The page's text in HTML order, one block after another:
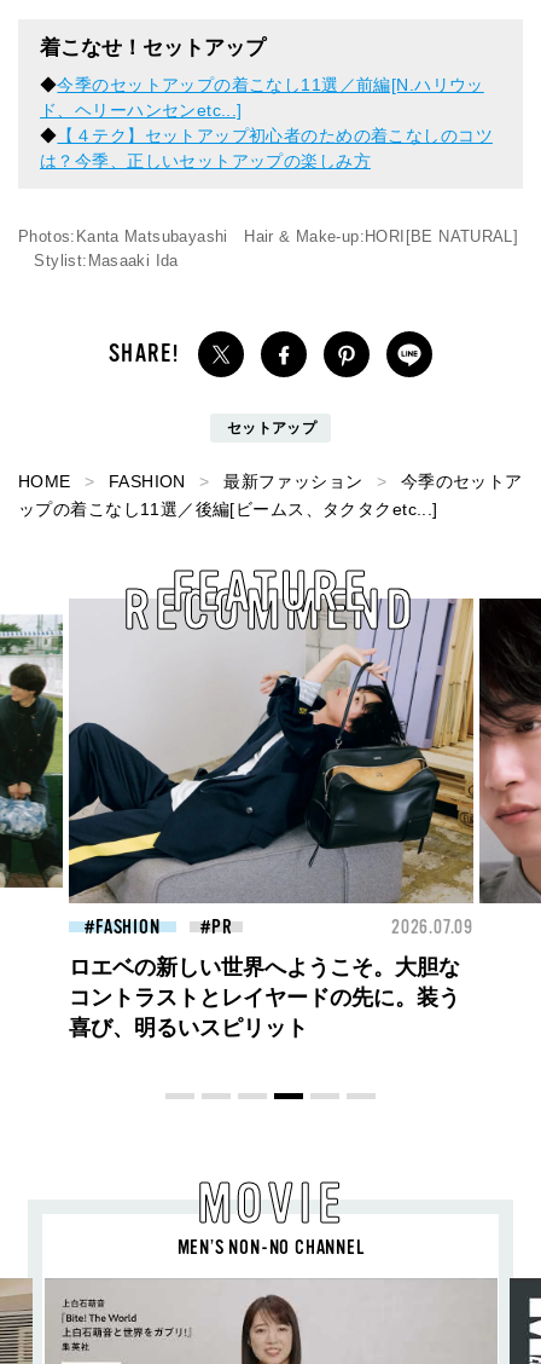
着こなせ！セットアップ
◆今季のセットアップの着こなし11選／前編[N.ハリウッ
ド、ヘリーハンセンetc...]
◆ 【４テク】セットアップ初心者のための着こなしのコツ
は？今季、正しいセットアップの楽しみ方
Photos:Kanta Matsubayashi Hair & Make-up:HORI[BE NATURAL]
Stylist:Masaaki Ida
セットアップ
HOME FASHION 最新ファッション
今季のセットア
ップの着こなし11選／後編[ビームス、タクタクetc...]
RECOMMEND
FEATURE
FASHION 2026.07.09
高橋璃央と、ジュエッテの出会い。夏の
定番、ピンクゴールドが印象的
な“SUMMER PINK”［meets Jouete!
MOVIE
MEN’S NON-NO CHANNEL